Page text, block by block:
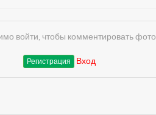
войти, чтобы комментировать фото
Регистрация Вход